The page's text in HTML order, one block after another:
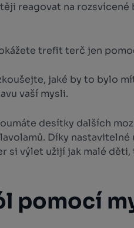
reagovat na rozsvícené
trefit terč jen
jaké by to bylo
vaší mysli.
desítky dalších
Díky
si výlet užijí jak malé děti,
pomocí